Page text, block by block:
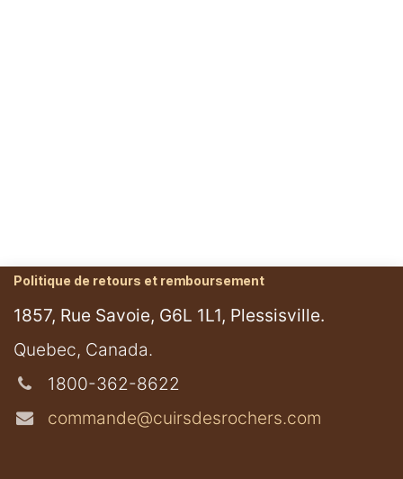
Politique de retours et remboursement
1857, Rue Savoie, G6L 1L1, Plessisville.
​Quebec, Canada.
1800-362-8622
commande@cuirsdesrochers.com